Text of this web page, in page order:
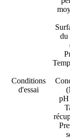
du
Conditions
d'essai
pH